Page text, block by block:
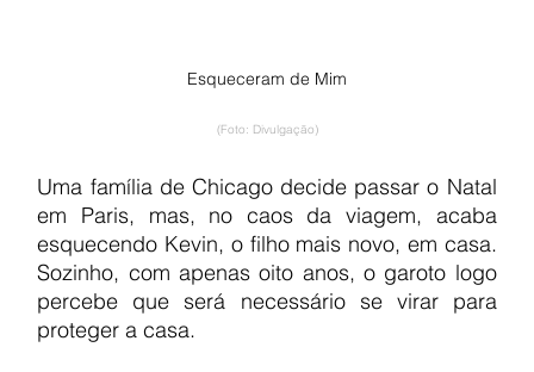
Esqueceram de Mim
(Foto: Divulgação)
Uma família de Chicago decide passar o Natal
em Paris, mas, no caos da viagem, acaba
esquecendo Kevin, o filho mais novo, em casa.
Sozinho, com apenas oito anos, o garoto logo
percebe que será necessário se virar para
proteger a casa.